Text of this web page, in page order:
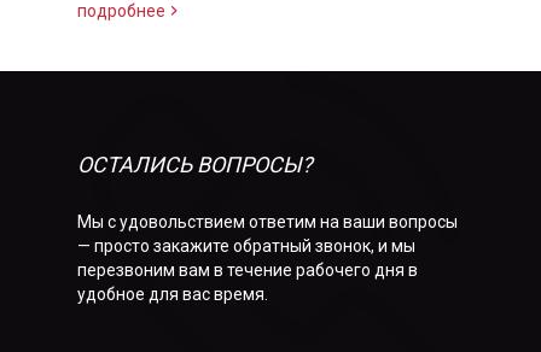
подробнее
ОСТАЛИСЬ ВОПРОСЫ?
Мы с удовольствием ответим на ваши вопросы
— просто закажите обратный звонок, и мы
перезвоним вам в течение рабочего дня в
удобное для вас время.